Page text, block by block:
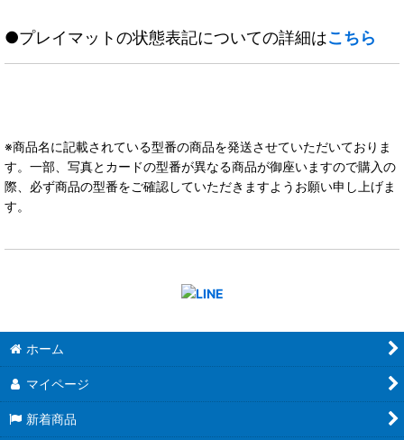
●プレイマットの状態表記についての詳細はこちら
※商品名に記載されている型番の商品を発送させていただいておりま
す。一部、写真とカードの型番が異なる商品が御座いますので購入の
際、必ず商品の型番をご確認していただきますようお願い申し上げま
す。
ホーム
マイページ
新着商品